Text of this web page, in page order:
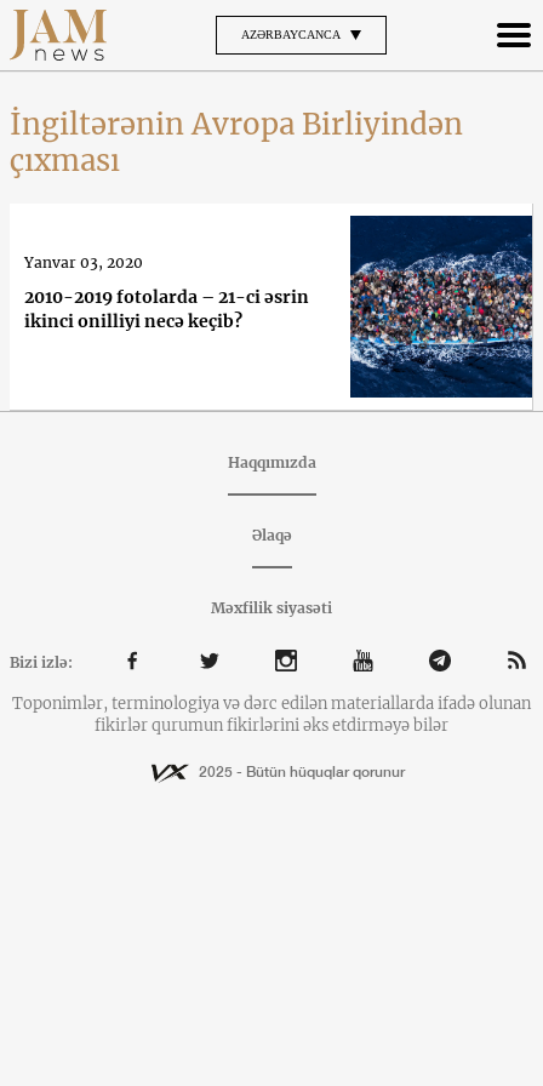
AZƏRBAYCANCA
İngiltərənin Avropa Birliyindən
çıxması
2010-2019 fotolarda – 21-ci əsrin
ikinci onilliyi necə keçib?
Yanvar 03, 2020
Haqqımızda
Əlaqə
Məxfilik siyasəti
Bizi izlə:
Toponimlər, terminologiya və dərc edilən materiallarda ifadə olunan
fikirlər qurumun fikirlərini əks etdirməyə bilər
2025 - Bütün hüquqlar qorunur